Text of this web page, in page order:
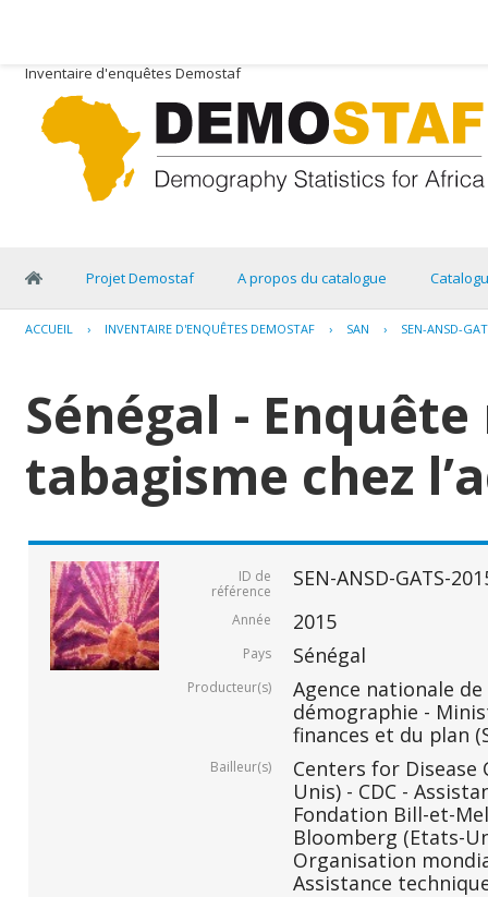
Inventaire d'enquêtes Demostaf
Projet Demostaf A propos du catalogue
ACCUEIL › INVENTAIRE D'ENQUÊTES DEMOSTAF › SAN › SEN-ANSD-
Sénégal -
tabagisme chez
ID de
référence
SEN-ANSD-GATS-
Année 2015
Pays Sénégal
Producteur(s)
Agence nationale
démographie -
finances et du plan
Bailleur(s)
Centers for
Unis) - CDC -
Fondation Bill-et-
Bloomberg (Etats-
Organisation
Assistance